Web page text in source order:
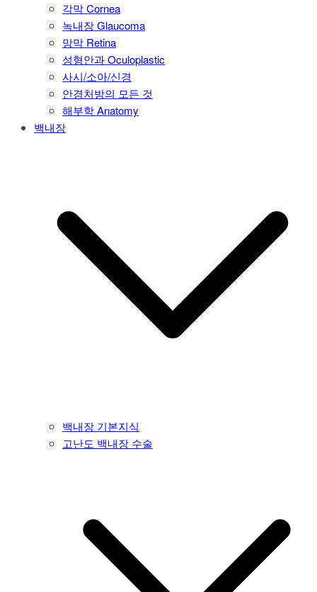
각막 Cornea
녹내장 Glaucoma
망막 Retina
성형안과 Oculoplastic
사시/소아/신경
안경처방의 모든 것
해부학 Anatomy
백내장
백내장 기본지식
고난도 백내장 수술